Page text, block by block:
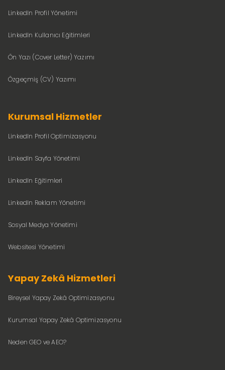
LinkedIn Profil Yönetimi
LinkedIn Kullanıcı Eğitimleri
Ön Yazı (Cover Letter) Yazımı
Özgeçmiş (CV) Yazımı
Kurumsal Hizmetler
LinkedIn Profil Optimizasyonu
LinkedIn Sayfa Yönetimi
LinkedIn Eğitimleri
LinkedIn Reklam Yönetimi
Sosyal Medya Yönetimi
Websitesi Yönetimi
Yapay Zekâ Hizmetleri
Bireysel Yapay Zekâ Optimizasyonu
Kurumsal Yapay Zekâ Optimizasyonu
Neden GEO ve AEO?